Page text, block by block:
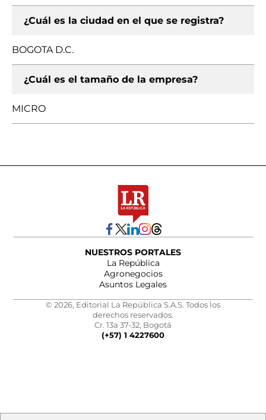
¿Cuál es la ciudad en el que se registra?
BOGOTA D.C.
¿Cuál es el tamaño de la empresa?
MICRO
NUESTROS PORTALES
La República
Agronegocios
Asuntos Legales
© 2026, Editorial La República S.A.S. Todos los
derechos reservados.
Cr. 13a 37-32, Bogotá
(+57) 1 4227600